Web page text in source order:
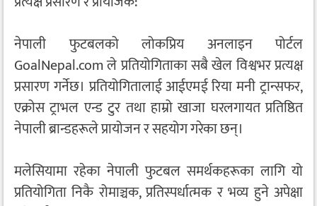
नेपाली फुटबलको लोकप्रिय अनलाइन पोर्टल
GoalNepal.com ले प्रतियोगिताका सबै खेल विश्वभर प्रत्यक्ष
प्रसारण गर्नेछ। प्रतियोगितालाई आईएमई रिया मनी ट्रान्सफर,
एक्रोस ट्राभल एन्ड टुर तथा हाम्रो खाजा घरलगायत प्रतिष्ठित
नेपाली ब्रान्डहरूले प्रायोजन र सहयोग गरेका छन्।
मलेसियामा रहेका नेपाली फुटबल समर्थकहरूका लागि यो
प्रतियोगिता निकै रोमाञ्चक, प्रतिस्पर्धात्मक र भव्य हुने अपेक्षा